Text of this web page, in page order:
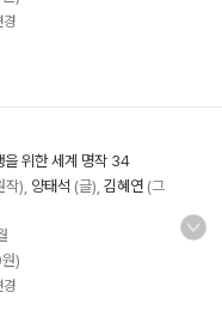
경
을 위한 세계 명작 34
작), 양태석 (글), 김혜연 (그
)
경